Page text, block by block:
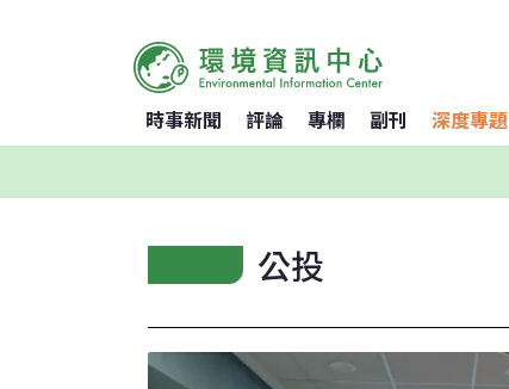
時事新聞 評論 專欄 副刊 深度專題
公投